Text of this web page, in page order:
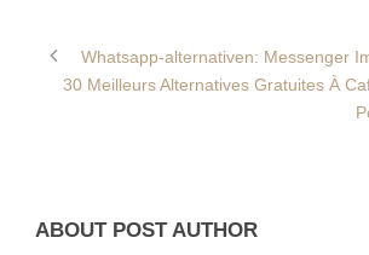
Whatsapp-alternativen: Messenger
30 Meilleurs Alternatives Gratuites À
ABOUT POST AUTHOR